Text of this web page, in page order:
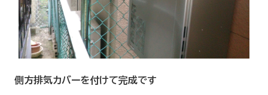
側方排気カバーを付けて完成です